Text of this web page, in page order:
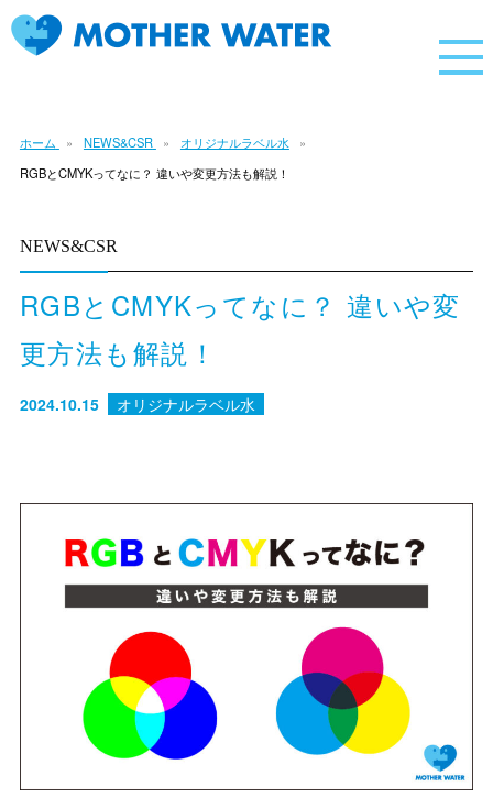
ホーム NEWS&CSR
オリジナルラベル水
RGBとCMYKってなに？ 違いや変更方法も解説！
NEWS&CSR
RGBとCMYKってなに？ 違いや変
更方法も解説！
2024.10.15 オリジナルラベル水